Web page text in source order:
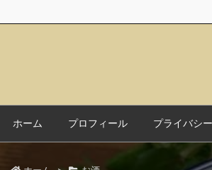
ホーム プロフィール プライバシ